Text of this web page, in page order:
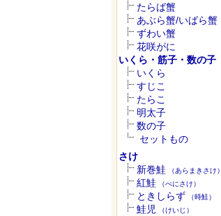
たらば蟹
あぶら蟹/いばら蟹
ずわい蟹
花咲がに
いくら・筋子・数の子
いくら
すじこ
たらこ
明太子
数の子
セットもの
さけ
新巻鮭 （あらまきさけ）
紅鮭 （べにさけ）
ときしらず （時鮭）
鮭児 （けいじ）